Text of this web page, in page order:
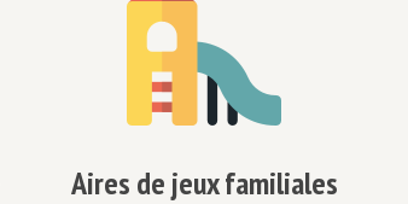
Aires de jeux familiales